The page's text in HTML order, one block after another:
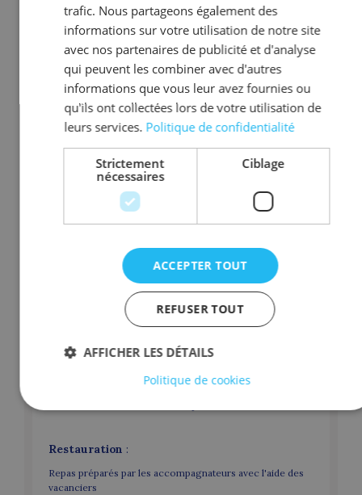
wc RDC 1 WC
bibliothèque -
acccompagnateur
1
1 lit
superposé, 1
lit R.N.
Chambre 1 1 2 lits simples
Chambre 3 1 lit double
1 baignoire, 1
1 1 WC
2 lits simples
2 1 lit double
Barbecue, Chaîne HI-FI, Lave-linge,
Restauration :
Repas préparés par les accompagnateurs avec l'aide des
vacanciers
trafic. Nous partageons également des
informations sur votre utilisation de notre site
avec nos partenaires de publicité et d'analyse
qui peuvent les combiner avec d'autres
informations que vous leur avez fournies ou
qu'ils ont collectées lors de votre utilisation de
leurs services. Politique de confidentialité
Strictement
nécessaires
Ciblage
ACCEPTER TOUT
REFUSER TOUT
AFFICHER LES DÉTAILS
Politique de cookies